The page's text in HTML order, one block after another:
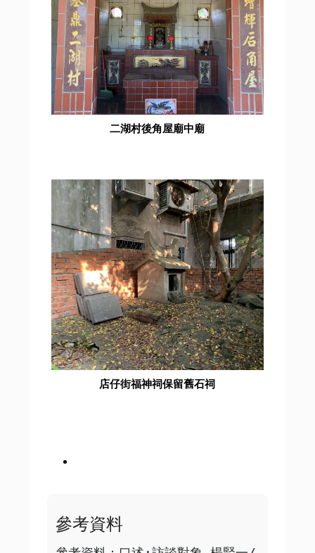
二湖村後角屋廟中廟
店仔街福神祠保留舊石祠
參考資料